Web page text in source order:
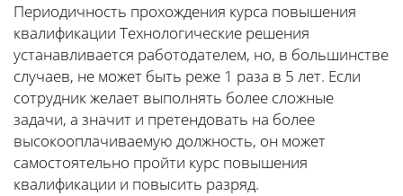
Периодичность прохождения курса повышения
квалификации Технологические решения
устанавливается работодателем, но, в большинстве
случаев, не может быть реже 1 раза в 5 лет. Если
сотрудник желает выполнять более сложные
задачи, а значит и претендовать на более
высокооплачиваемую должность, он может
самостоятельно пройти курс повышения
квалификации и повысить разряд.